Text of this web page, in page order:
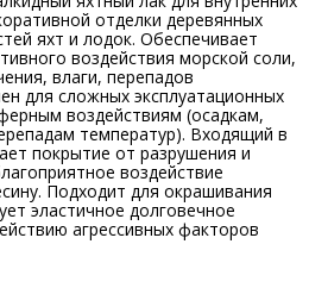
отделки деревянных
яхт и лодок. Обеспечивает
воздействия морской соли,
влаги, перепадов
для сложных эксплуатационных
воздействиям (осадкам,
температур). Входящий в
покрытие от разрушения и
воздействие
Подходит для окрашивания
эластичное долговечное
агрессивных факторов